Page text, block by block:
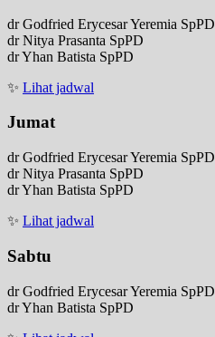
dr Godfried Erycesar Yeremia SpPD
dr Nitya Prasanta SpPD
dr Yhan Batista SpPD
✨ Lihat jadwal
Jumat
dr Godfried Erycesar Yeremia SpPD
dr Nitya Prasanta SpPD
dr Yhan Batista SpPD
✨ Lihat jadwal
Sabtu
dr Godfried Erycesar Yeremia SpPD
dr Yhan Batista SpPD